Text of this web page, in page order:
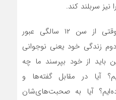
نیز سربلند کند.
آتش‌زر می‌گوید: «کودکان وقتی از سن ۱۲ سالگی عبور
زندگی خود یعنی نوجوانی
باید از خود بپرسند ما چه
آیا در مقابل گفته‌ها و
آیا به صحبت‌های‌شان